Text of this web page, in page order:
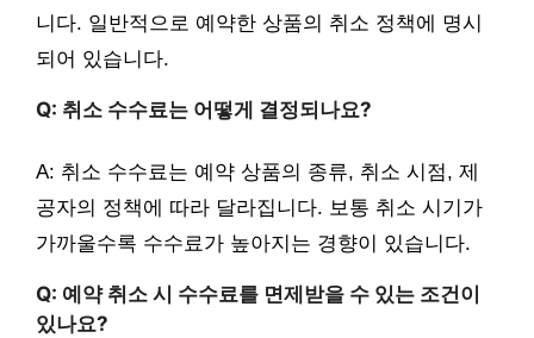
니다. 일반적으로 예약한 상품의 취소 정책에 명시
되어 있습니다.
Q: 취소 수수료는 어떻게 결정되나요?
A: 취소 수수료는 예약 상품의 종류, 취소 시점, 제
공자의 정책에 따라 달라집니다. 보통 취소 시기가
가까울수록 수수료가 높아지는 경향이 있습니다.
Q: 예약 취소 시 수수료를 면제받을 수 있는 조건이
있나요?